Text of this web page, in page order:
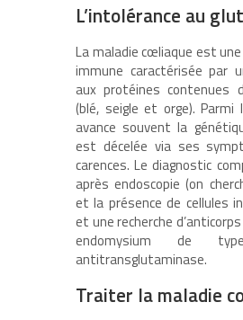
L’intolérance au
La maladie cœliaque est
immune caractérisée par
aux protéines contenues
(blé, seigle et orge). Parmi
avance souvent la
est décelée via ses
carences. Le diagnostic
après endoscopie (on
et la présence de cellules
et une recherche
endomysium de
antitransglutaminase.
Traiter la maladie